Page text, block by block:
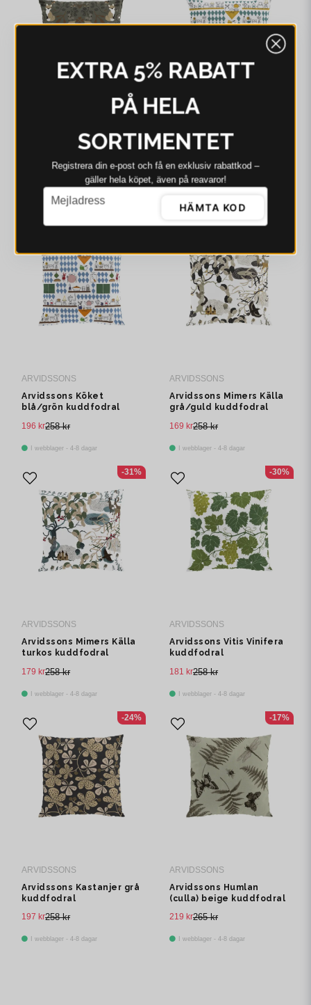
Arvidssons Rävstigen
brun kuddfodral
I webblager - 4-8 dagar
ARVIDSSONS
Arvidssons Köket
grön/gul kuddfodral
258 kr
173 kr
I webblager - 4-8 dagar
ARVIDSSONS
Arvidssons Köket
blå/grön kuddfodral
258 kr
196 kr
I webblager - 4-8 dagar
-24%
ARVIDSSONS
Arvidssons Mimers Källa
grå/guld kuddfodral
258 kr
169 kr
I webblager - 4-8 dagar
ARVIDSSONS
Arvidssons Mimers Källa
turkos kuddfodral
258 kr
179 kr
I webblager - 4-8 dagar
-31%
ARVIDSSONS
Arvidssons Vitis Vinifera
kuddfodral
258 kr
181 kr
I webblager - 4-8 dagar
-30%
ARVIDSSONS
Arvidssons Kastanjer grå
kuddfodral
258 kr
197 kr
I webblager - 4-8 dagar
-24%
ARVIDSSONS
Arvidssons Humlan
(culla) beige kuddfodral
265 kr
219 kr
I webblager - 4-8 dagar
-17%
EXTRA 5% RABATT
PÅ HELA
SORTIMENTET
Registrera din e‑post och få en exklusiv rabattkod –
gäller hela köpet, även på reavaror!
email
Mejladress
HÄMTA KOD